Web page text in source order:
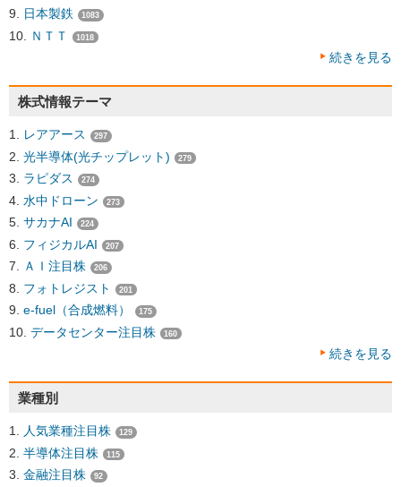
日本製鉄 1083
ＮＴＴ 1018
続きを見る
株式情報テーマ
レアアース 297
光半導体(光チップレット) 279
ラピダス 274
水中ドローン 273
サカナAI 224
フィジカルAI 207
ＡＩ注目株 206
フォトレジスト 201
e-fuel（合成燃料） 175
データセンター注目株 160
続きを見る
業種別
人気業種注目株 129
半導体注目株 115
金融注目株 92